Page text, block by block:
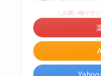
＼お買い物マラ